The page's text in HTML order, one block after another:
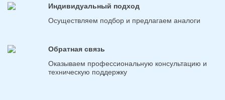
Индивидуальный подход
Осуществляем подбор и предлагаем аналоги
Обратная связь
Оказываем профессиональную консультацию и
техническую поддержку